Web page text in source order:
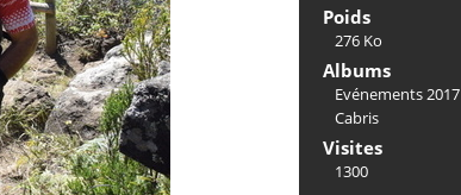
Poids
276 Ko
Albums
Evénements 2017
Cabris
Visites
1300